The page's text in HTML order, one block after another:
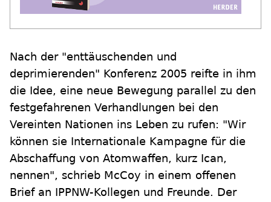
Nach der "enttäuschenden und
deprimierenden" Konferenz 2005 reifte in ihm
die Idee, eine neue Bewegung parallel zu den
festgefahrenen Verhandlungen bei den
Vereinten Nationen ins Leben zu rufen: "Wir
können sie Internationale Kampagne für die
Abschaffung von Atomwaffen, kurz Ican,
nennen", schrieb McCoy in einem offenen
Brief an IPPNW-Kollegen und Freunde. Der